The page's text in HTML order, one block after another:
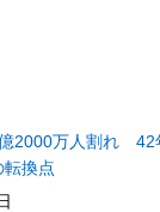
2000万人割れ 42
転換点